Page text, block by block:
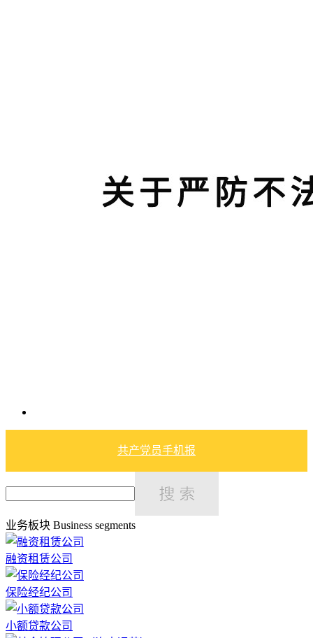
共产党员手机报
业务板块 Business segments
融资租赁公司
保险经纪公司
小额贷款公司